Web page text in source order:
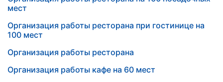
мест
Организация работы ресторана при гостинице на
100 мест
Организация работы ресторана
Организация работы кафе на 60 мест